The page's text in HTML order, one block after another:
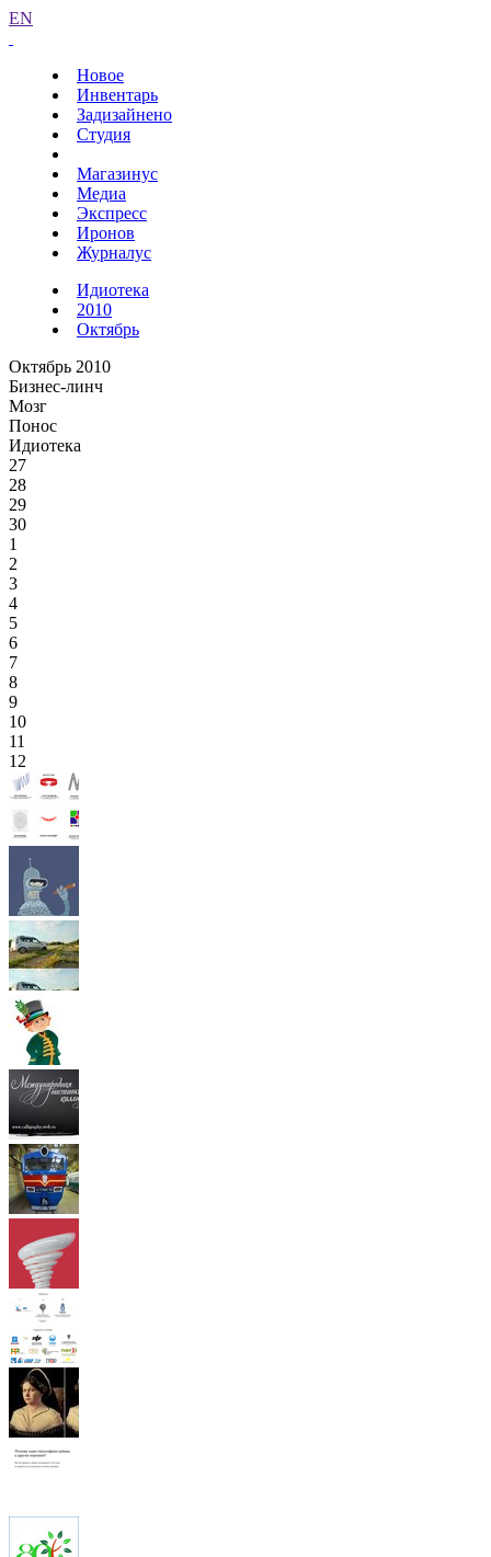
EN
Новое
Инвентарь
Задизайнено
Студия
Магазинус
Медиа
Экспресс
Иронов
Журналус
Идиотека
2010
Октябрь
Октябрь 2010
Бизнес-линч
Мозг
Понос
Идиотека
27
28
29
30
1
2
3
4
5
6
7
8
9
10
11
12